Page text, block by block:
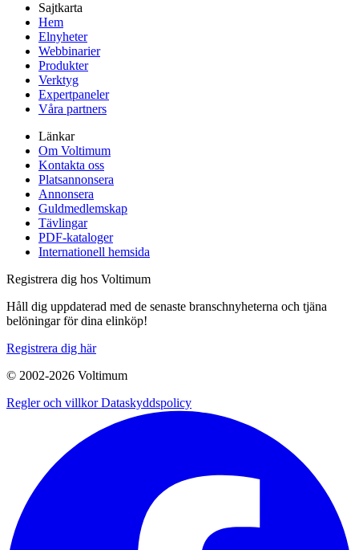
Sajtkarta
Hem
Elnyheter
Webbinarier
Produkter
Verktyg
Expertpaneler
Våra partners
Länkar
Om Voltimum
Kontakta oss
Platsannonsera
Annonsera
Guldmedlemskap
Tävlingar
PDF-kataloger
Internationell hemsida
Registrera dig hos Voltimum
Håll dig uppdaterad med de senaste branschnyheterna och tjäna
belöningar för dina elinköp!
Registrera dig här
© 2002-2026 Voltimum
Regler och villkorDataskyddspolicy